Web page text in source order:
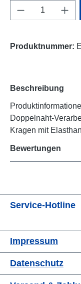
Produkt
Produktnummer:
Beschreibung
Doppelnaht-
Kragen mit
Bewertungen
Service-Hotline
Impressum
Datenschutz